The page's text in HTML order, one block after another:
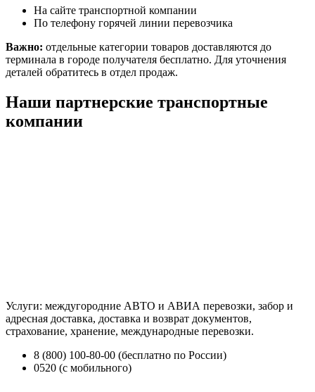
На сайте транспортной компании
По телефону горячей линии перевозчика
Важно: отдельные категории товаров доставляются до
терминала в городе получателя бесплатно. Для уточнения
деталей обратитесь в отдел продаж.
Наши партнерские транспортные
компании
Услуги: междугородние АВТО и АВИА перевозки, забор и
адресная доставка, доставка и возврат документов,
страхование, хранение, международные перевозки.
8 (800) 100-80-00 (бесплатно по России)
0520 (с мобильного)